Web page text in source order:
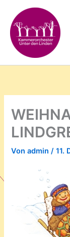
Inhalt
springen
Vonadmin/11.